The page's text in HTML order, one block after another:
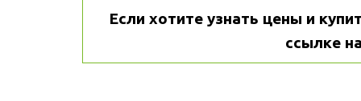
Если хотите узнать цены и
ссылке